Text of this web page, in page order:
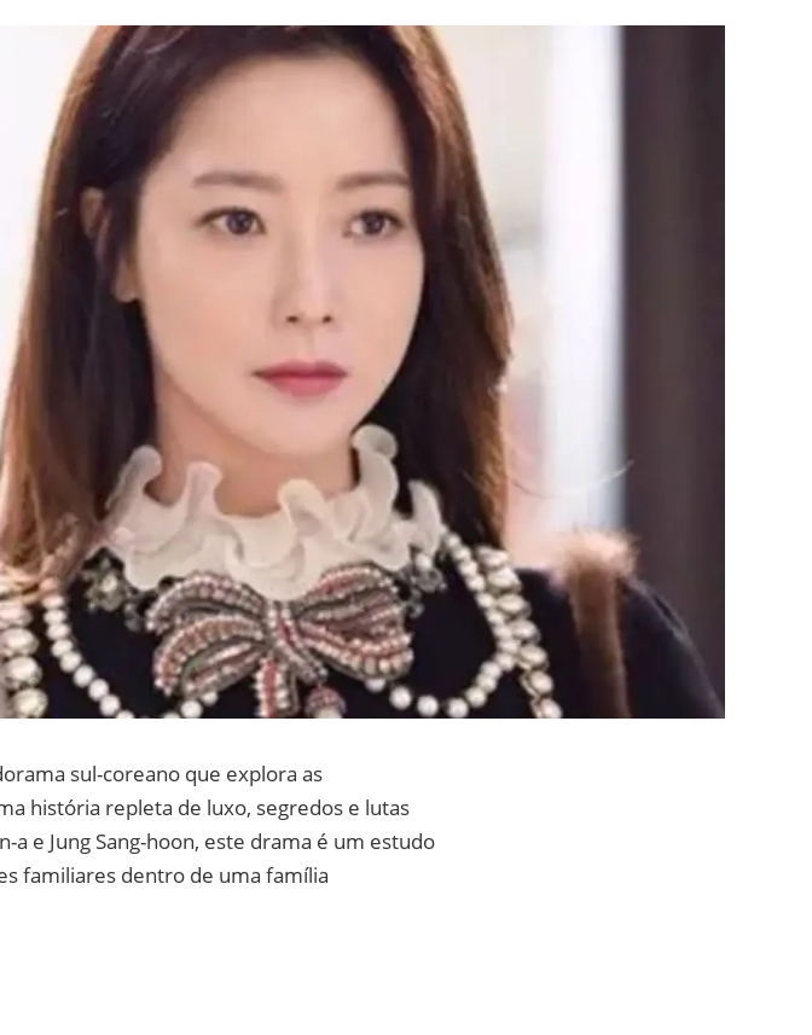
sul-coreano que explora as
história repleta de luxo, segredos e lutas
a e Jung Sang-hoon, este drama é um estudo
familiares dentro de uma família